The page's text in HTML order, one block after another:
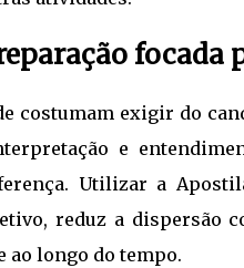
focada
costumam exigir do
e
Utilizar a
reduz a dispersão
ao longo do tempo.